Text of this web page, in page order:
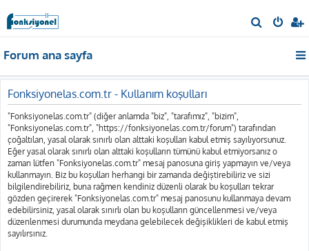
r
Forum ana sayfa
Fonksiyonelas.com.tr - Kullanım koşulları
"Fonksiyonelas.com.tr" (diğer anlamda "biz", "tarafımız", "bizim",
"Fonksiyonelas.com.tr", "https://fonksiyonelas.com.tr/forum") tarafından
çoğaltılan, yasal olarak sınırlı olan alttaki koşulları kabul etmiş sayılıyorsunuz.
Eğer yasal olarak sınırlı olan alttaki koşulların tümünü kabul etmiyorsanız o
zaman lütfen "Fonksiyonelas.com.tr" mesaj panosuna giriş yapmayın ve/veya
kullanmayın. Biz bu koşulları herhangi bir zamanda değiştirebiliriz ve sizi
bilgilendirebiliriz, buna rağmen kendiniz düzenli olarak bu koşulları tekrar
gözden geçirerek "Fonksiyonelas.com.tr" mesaj panosunu kullanmaya devam
edebilirsiniz, yasal olarak sınırlı olan bu koşulların güncellenmesi ve/veya
düzenlenmesi durumunda meydana gelebilecek değişiklikleri de kabul etmiş
sayılırsınız.